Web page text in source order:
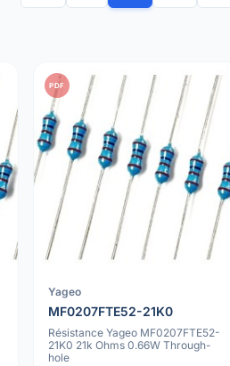
PDF
Yageo
MF0207FTE52-21K0
Résistance Yageo MF0207FTE52-
21K0 21k Ohms 0.66W Through-
hole